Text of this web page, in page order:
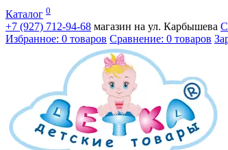
Каталог 0
+7 (927) 712-94-68 магазин на ул. Карбышева
Избранное: 0 товаров Сравнение: 0 товаров